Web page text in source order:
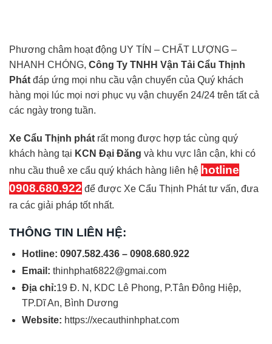
Phương châm hoạt động UY TÍN – CHẤT LƯỢNG –
NHANH CHÓNG, Công Ty TNHH Vận Tải Cẩu Thịnh
Phát đáp ứng mọi nhu cầu vận chuyển của Quý khách
hàng mọi lúc mọi nơi phục vụ vận chuyển 24/24 trên tất cả
các ngày trong tuần.
Xe Cẩu Thịnh phát rất mong được hợp tác cùng quý
khách hàng tại KCN Đại Đăng và khu vực lân cận, khi có
nhu cầu thuê xe cẩu quý khách hàng liên hệ hotline
0908.680.922 để được Xe Cẩu Thịnh Phát tư vấn, đưa
ra các giải pháp tốt nhất.
THÔNG TIN LIÊN HỆ:
Hotline: 0907.582.436 – 0908.680.922
Email: thinhphat6822@gmai.com
Địa chỉ:19 Đ. N, KDC Lê Phong, P.Tân Đông Hiệp,
TP.Dĩ An, Bình Dương
Website: https://xecauthinhphat.com